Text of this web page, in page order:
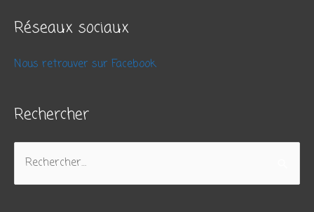
Réseaux sociaux
Nous retrouver sur Facebook
Rechercher